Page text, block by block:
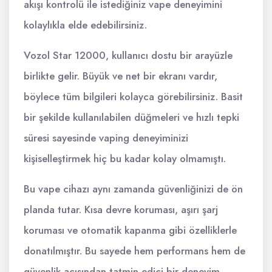
akışı kontrolü ile istediğiniz vape deneyimini
kolaylıkla elde edebilirsiniz.
Vozol Star 12000, kullanıcı dostu bir arayüzle
birlikte gelir. Büyük ve net bir ekranı vardır,
böylece tüm bilgileri kolayca görebilirsiniz. Basit
bir şekilde kullanılabilen düğmeleri ve hızlı tepki
süresi sayesinde vaping deneyiminizi
kişiselleştirmek hiç bu kadar kolay olmamıştı.
Bu vape cihazı aynı zamanda güvenliğinizi de ön
planda tutar. Kısa devre koruması, aşırı şarj
koruması ve otomatik kapanma gibi özelliklerle
donatılmıştır. Bu sayede hem performans hem de